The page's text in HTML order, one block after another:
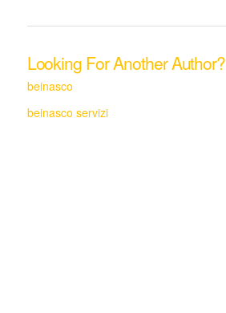
Looking For Another Author?
beinasco
beinasco servizi